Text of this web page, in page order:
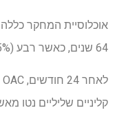
64 שנים, כאשר רבע (25%) היו נשים.